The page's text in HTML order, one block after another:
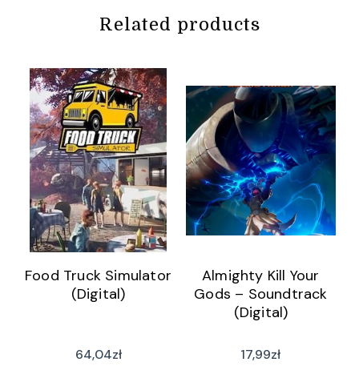
Related products
Food Truck Simulator
(Digital)
64,04zł
Almighty Kill Your
Gods – Soundtrack
(Digital)
17,99zł